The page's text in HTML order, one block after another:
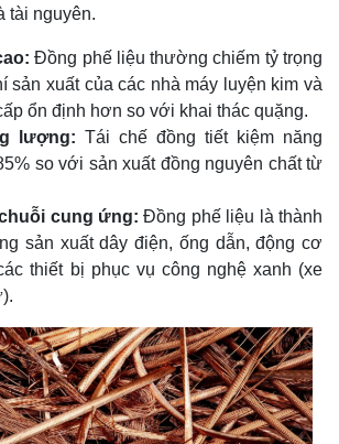
tài nguyên.
Đồng phế liệu thường chiếm tỷ trọng
sản xuất của các nhà máy luyện kim và
ổn định hơn so với khai thác quặng.
lượng: Tái chế đồng tiết kiệm năng
so với sản xuất đồng nguyên chất từ
cung ứng: Đồng phế liệu là thành
sản xuất dây điện, ống dẫn, động cơ
thiết bị phục vụ công nghệ xanh (xe